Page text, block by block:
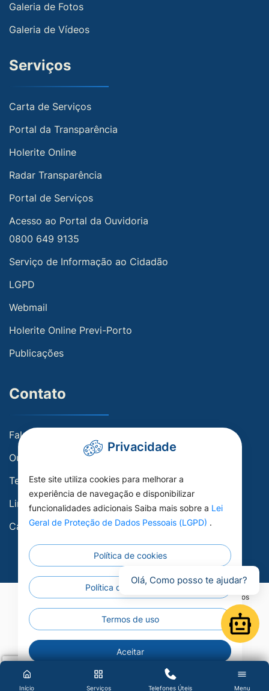
Início Serviços Telefones Úteis Menu
Galeria de Fotos
Galeria de Vídeos
Serviços
Carta de Serviços
Portal da Transparência
Holerite Online
Radar Transparência
Portal de Serviços
Acesso ao Portal da Ouvidoria
0800 649 9135
Serviço de Informação ao Cidadão
LGPD
Webmail
Holerite Online Previ-Porto
Publicações
Contato
Fale conosco
Ouvidoria
Telefones Úteis
Links Úteis
Carta de Serviços
©2026 - Prefeitura Municipal de Porto Esperidião - Todos os direitos
reservados.
Privacidade
Este site utiliza cookies para melhorar a
experiência de navegação e disponibilizar
funcionalidades adicionais Saiba mais sobre a Lei
Geral de Proteção de Dados Pessoais (LGPD) .
Política de cookies
Política de privacidade
Termos de uso
Aceitar
Olá, Como posso te ajudar?